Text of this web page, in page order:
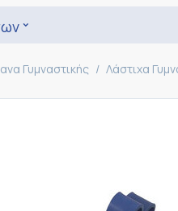
Γυμναστικής / Λάστιχα